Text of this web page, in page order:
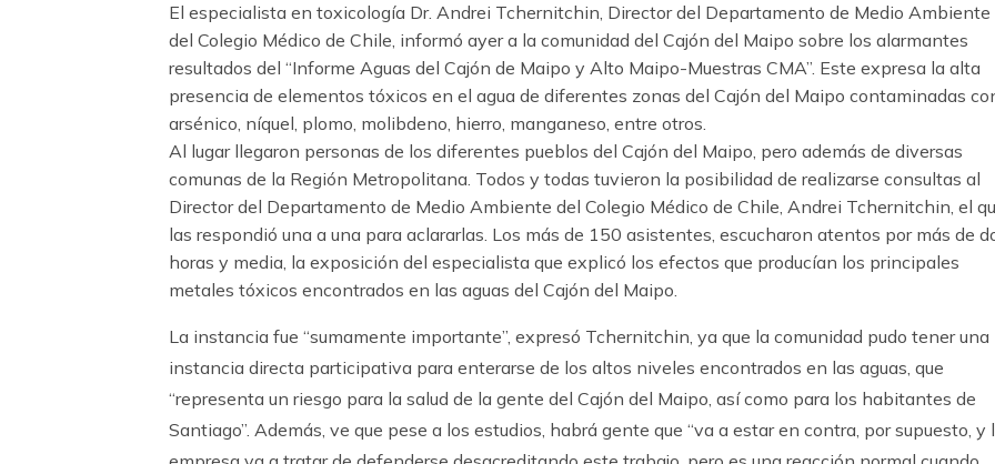
El especialista en toxicología Dr. Andrei Tchernitchin, Director del Departamento de Medio Ambiente
del Colegio Médico de Chile, informó ayer a la comunidad del Cajón del Maipo sobre los alarmantes
resultados del “Informe Aguas del Cajón de Maipo y Alto Maipo-Muestras CMA”. Este expresa la alta
presencia de elementos tóxicos en el agua de diferentes zonas del Cajón del Maipo contaminadas
arsénico, níquel, plomo, molibdeno, hierro, manganeso, entre otros.
Al lugar llegaron personas de los diferentes pueblos del Cajón del Maipo, pero además de diversas
comunas de la Región Metropolitana. Todos y todas tuvieron la posibilidad de realizarse consultas al
Director del Departamento de Medio Ambiente del Colegio Médico de Chile, Andrei Tchernitchin, el
las respondió una a una para aclararlas. Los más de 150 asistentes, escucharon atentos por más de
horas y media, la exposición del especialista que explicó los efectos que producían los principales
metales tóxicos encontrados en las aguas del Cajón del Maipo.
La instancia fue “sumamente importante”, expresó Tchernitchin, ya que la comunidad pudo tener una
instancia directa participativa para enterarse de los altos niveles encontrados en las aguas, que
“representa un riesgo para la salud de la gente del Cajón del Maipo, así como para los habitantes de
Santiago”. Además, ve que pese a los estudios, habrá gente que “va a estar en contra, por supuesto, y